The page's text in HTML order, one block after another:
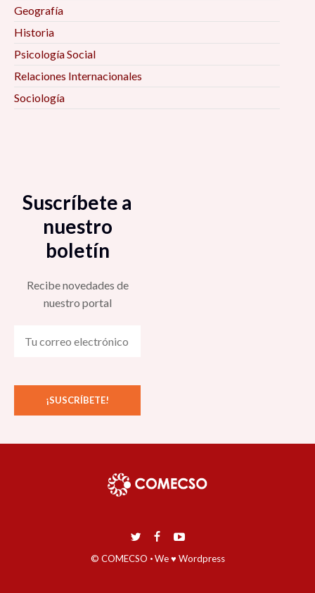
Geografía
Historia
Psicología Social
Relaciones Internacionales
Sociología
Suscríbete a
nuestro
boletín
Recibe novedades de
nuestro portal
© COMECSO ·We ♥ Wordpress